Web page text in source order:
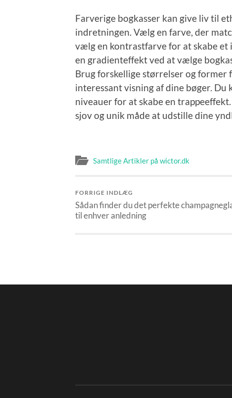
Farverige bogkasser kan give liv til
indretningen. Vælg en farve, der
vælg en kontrastfarve for at skabe et
en gradienteffekt ved at vælge
Brug forskellige størrelser og former
interessant visning af dine bøger. Du
niveauer for at skabe en
sjov og unik måde at udstille dine
Samtlige Artikler på wictor.dk
FORRIGE INDLÆG
Sådan finder du det perfekte
til enhver anledning